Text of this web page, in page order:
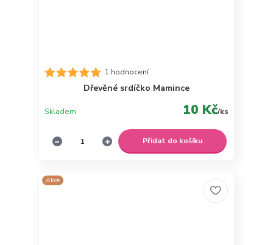
1 hodnocení
Dřevěné srdíčko Mamince
10 Kč/ks
Skladem
Přidat do košíku
Akce